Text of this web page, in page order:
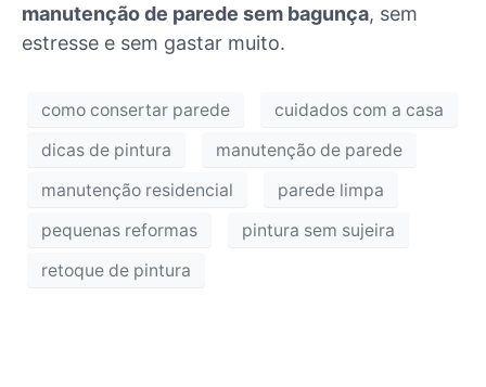
manutenção de parede sem bagunça, sem
estresse e sem gastar muito.
como consertar parede
cuidados com a casa
dicas de pintura
manutenção de parede
manutenção residencial
parede limpa
pequenas reformas
pintura sem sujeira
retoque de pintura